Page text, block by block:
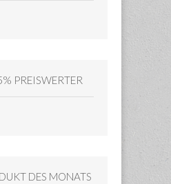
PREISWERTER
DES MONATS